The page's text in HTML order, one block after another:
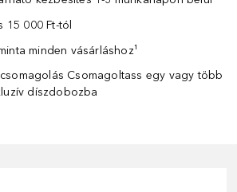
15 000 Ft-tól
minden vásárláshoz¹
Csomagoltass egy vagy több
díszdobozba